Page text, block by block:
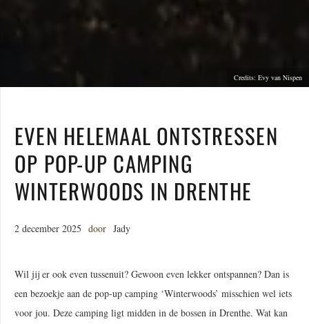
Credits: Evy van Nispen
EVEN HELEMAAL ONTSTRESSEN
OP POP-UP CAMPING
WINTERWOODS IN DRENTHE
2 december 2025 door Jady
Wil jij er ook even tussenuit? Gewoon even lekker ontspannen? Dan is
een bezoekje aan de pop-up camping ‘Winterwoods’ misschien wel iets
voor jou. Deze camping ligt midden in de bossen in Drenthe. Wat kan